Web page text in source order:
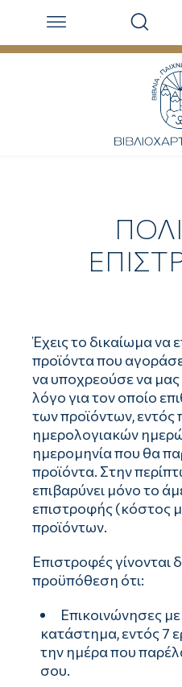
Έχεις το δικαίωμα να
προϊόντα που
να υποχρεούσε να μας
λόγο για τον οποίο
των προϊόντων, εντός
ημερολογιακών
ημερομηνία που θα
προϊόντα. Στην
επιβαρύνει μόνο το
επιστροφής (κόστος
προϊόντων.
Επιστροφές γίνονται
προϋπόθεση ότι:
Επικοινώνησες
κατάστημα, εντός 7
την ημέρα που
σου.